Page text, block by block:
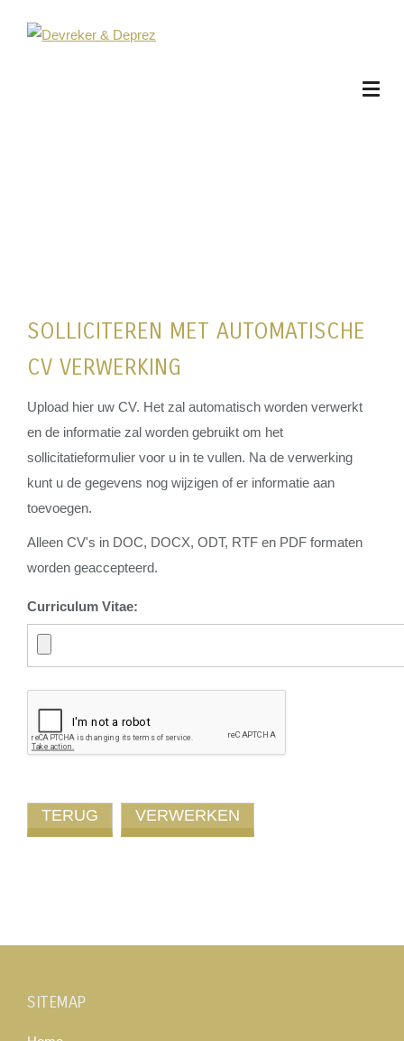
SOLLICITEREN MET AUTOMATISCHE
CV VERWERKING
Upload hier uw CV. Het zal automatisch worden verwerkt
en de informatie zal worden gebruikt om het
sollicitatieformulier voor u in te vullen. Na de verwerking
kunt u de gegevens nog wijzigen of er informatie aan
toevoegen.
Alleen CV's in DOC, DOCX, ODT, RTF en PDF formaten
worden geaccepteerd.
Curriculum Vitae:
SITEMAP